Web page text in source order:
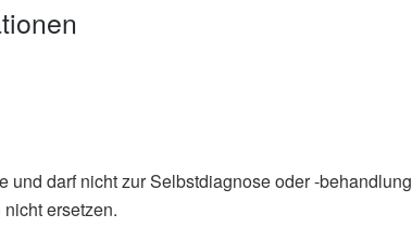
darf nicht zur Selbstdiagnose oder -behandlung
ersetzen.